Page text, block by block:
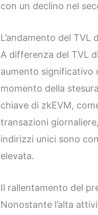
con un declino nel
L’andamento del TVL
A differenza del TVL
aumento significativo
momento della
chiave di zkEVM,
transazioni
indirizzi unici sono
elevata.
Il rallentamento del
Nonostante l’alta